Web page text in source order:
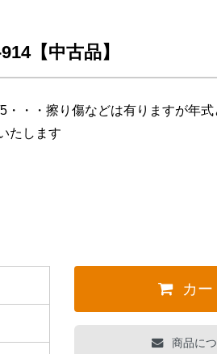
【中古品】
・・擦り傷などは有りますが年
たします
カー
商品に